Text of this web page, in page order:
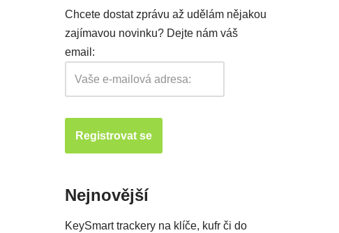
Chcete dostat zprávu až udělám nějakou
zajímavou novinku? Dejte nám váš
email:
Nejnovější
KeySmart trackery na klíče, kufr či do